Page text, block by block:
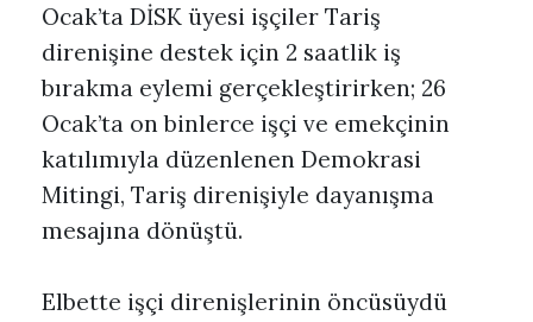
Ocak’ta DİSK üyesi işçiler Tariş
direnişine destek için 2 saatlik iş
bırakma eylemi gerçekleştirirken; 26
Ocak’ta on binlerce işçi ve emekçinin
katılımıyla düzenlenen Demokrasi
Mitingi, Tariş direnişiyle dayanışma
mesajına dönüştü.
Elbette işçi direnişlerinin öncüsüydü